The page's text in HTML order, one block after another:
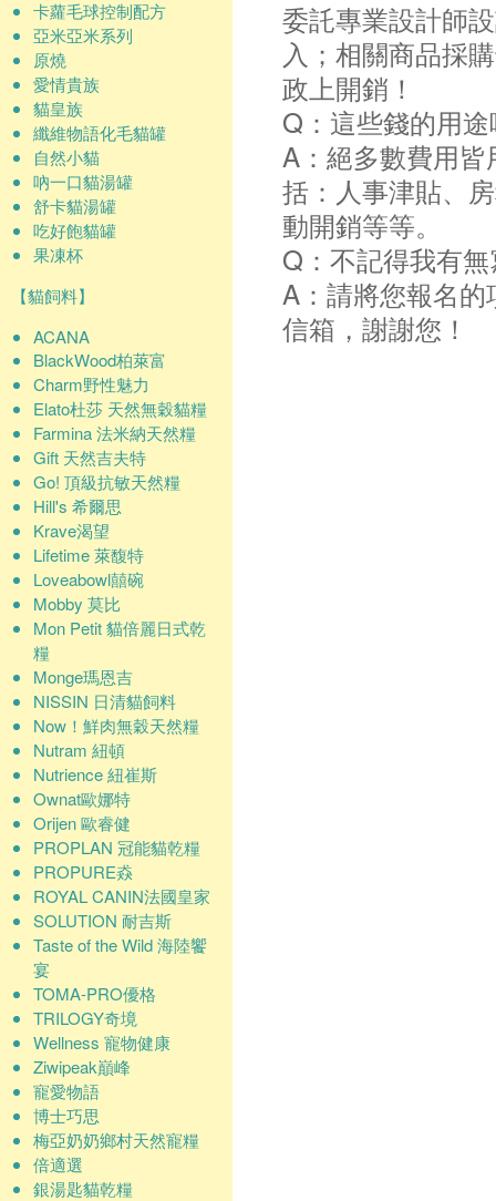
卡蘿毛球控制配方
亞米亞米系列
原燒
愛情貴族
貓皇族
纖維物語化毛貓罐
自然小貓
吶一口貓湯罐
舒卡貓湯罐
吃好飽貓罐
果凍杯
【貓飼料】
ACANA
BlackWood柏萊富
Charm野性魅力
Elato杜莎 天然無穀貓糧
Farmina 法米納天然糧
Gift 天然吉夫特
Go! 頂級抗敏天然糧
Hill's 希爾思
Krave渴望
Lifetime 萊馥特
Loveabowl囍碗
Mobby 莫比
Mon Petit 貓倍麗日式乾
糧
Monge瑪恩吉
NISSIN 日清貓飼料
Now！鮮肉無穀天然糧
Nutram 紐頓
Nutrience 紐崔斯
Ownat歐娜特
Orijen 歐睿健
PROPLAN 冠能貓乾糧
PROPURE猋
ROYAL CANIN法國皇家
SOLUTION 耐吉斯
Taste of the Wild 海陸饗
宴
TOMA-PRO優格
TRILOGY奇境
Wellness 寵物健康
Ziwipeak巔峰
寵愛物語
博士巧思
梅亞奶奶鄉村天然寵糧
倍適選
銀湯匙貓乾糧
委託專業設計師
入；相關商品採
政上開銷！
Q：這些錢的用
A：絕多數費用
括：人事津貼、
動開銷等等。
Q：不記得我有
A：請將您報名
信箱，謝謝您！